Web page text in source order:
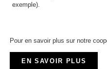
exemple).
Pour en savoir plus sur notre
EN SAVOIR PLUS